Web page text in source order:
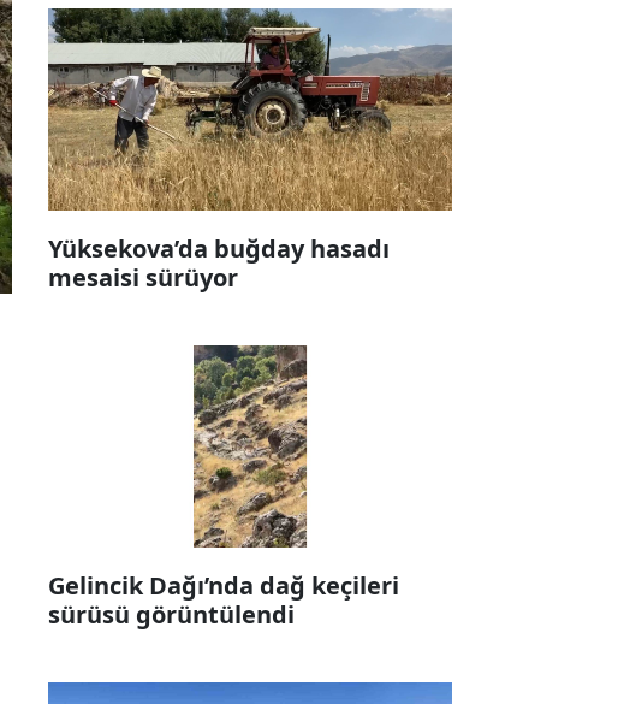
Yüksekova’da buğday hasadı
mesaisi sürüyor
Gelincik Dağı’nda dağ keçileri
sürüsü görüntülendi